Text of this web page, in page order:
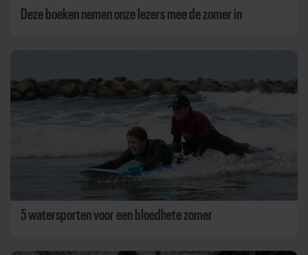
Deze boeken nemen onze lezers mee de zomer in
5 watersporten voor een bloedhete zomer